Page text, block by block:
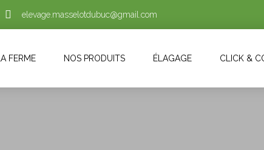
elevage.masselotdubuc@gmail.com
LA FERME NOS PRODUITS ÉLAGAGE CLICK &